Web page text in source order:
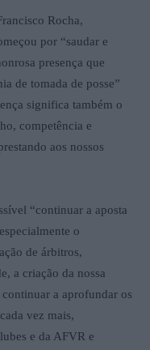
Rocha,
por “saudar e
presença que
de tomada de posse”
significa também o
competência e
aos nossos
“continuar a aposta
o
de árbitros,
a criação da nossa
a aprofundar os
vez mais,
e da AFVR e